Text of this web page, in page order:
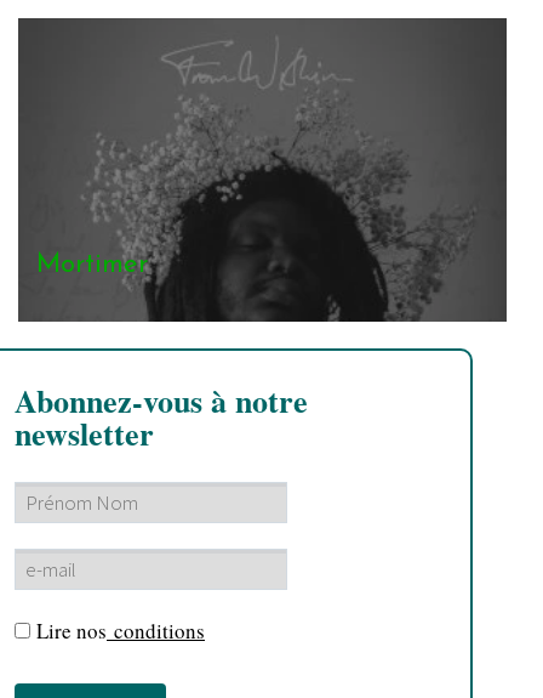
Mortimer
Abonnez-vous à notre
newsletter
Lire nos conditions